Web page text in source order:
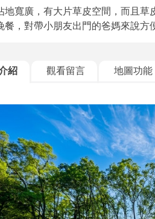
地寬廣，有大片草皮空間，而且
餐，對帶小朋友出門的爸媽來說方
紹 觀看留言 地圖功能